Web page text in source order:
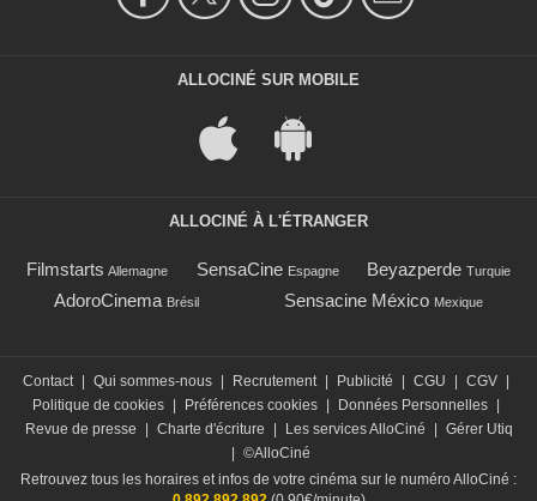
ALLOCINÉ SUR MOBILE
ALLOCINÉ À L'ÉTRANGER
Filmstarts Allemagne SensaCine Espagne Beyazperde Turquie
AdoroCinema Brésil Sensacine México Mexique
Contact | Qui sommes-nous | Recrutement | Publicité | CGU | CGV |
Politique de cookies | Préférences cookies | Données Personnelles |
Revue de presse
| Charte d'écriture | Les services AlloCiné | Gérer Utiq
| ©AlloCiné
Retrouvez tous les horaires et infos de votre cinéma sur le numéro AlloCiné :